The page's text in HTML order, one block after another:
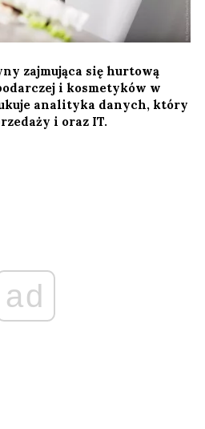
zajmująca się hurtową
i kosmetyków w
analityka danych, który
i oraz IT.
ad